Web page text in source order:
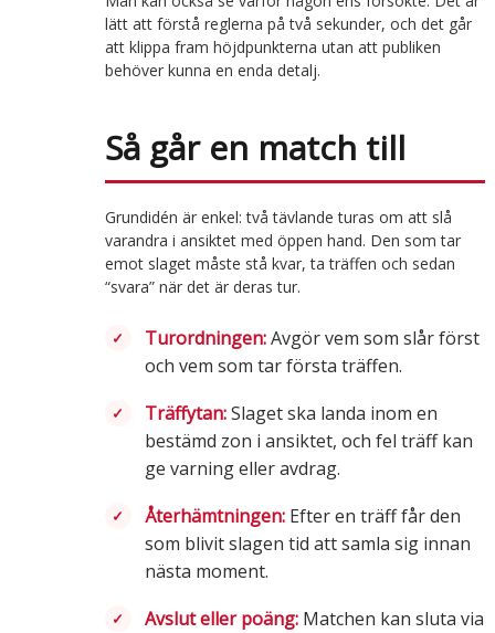
lätt att förstå reglerna på två sekunder, och det går
att klippa fram höjdpunkterna utan att publiken
behöver kunna en enda detalj.
Så går en match till
Grundidén är enkel: två tävlande turas om att slå
varandra i ansiktet med öppen hand. Den som tar
emot slaget måste stå kvar, ta träffen och sedan
“svara” när det är deras tur.
Turordningen:Avgör vem som slår först
och vem som tar första träffen.
Träffytan:Slaget ska landa inom en
bestämd zon i ansiktet, och fel träff kan
ge varning eller avdrag.
Återhämtningen:Efter en träff får den
som blivit slagen tid att samla sig innan
nästa moment.
Avslut eller poäng:Matchen kan sluta via